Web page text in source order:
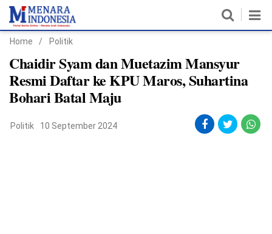
Home
Nasional
Home / Politik
Chaidir Syam dan Muetazim Mansyur
Resmi Daftar ke KPU Maros, Suhartina
Bohari Batal Maju
Politik 10 September 2024